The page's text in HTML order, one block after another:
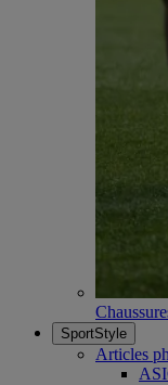
SportStyle
Articles